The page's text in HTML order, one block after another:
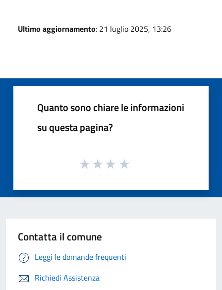
Ultimo aggiornamento: 21 luglio 2025, 13:26
Quanto sono chiare le informazioni
su questa pagina?
Contatta il comune
Leggi le domande frequenti
Richiedi Assistenza